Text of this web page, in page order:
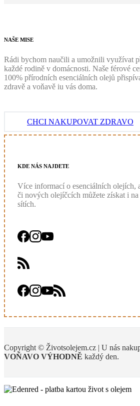
NAŠE MISE
Rádi bychom naučili a umožnili využívat
každé rodině v domácnosti. Naše férové
100% přírodních esenciálních olejů
zdravě a voňavě iu vás doma.
CHCI NAKUPOVAT ZDRAVO
KDE NÁS NAJDETE
Více informací o esenciálních olejích,
či nových olejíčcích můžete získat i
sítích.
Copyright © Životsolejem.cz | U nás
VOŇAVO VÝHODNĚ každý den.